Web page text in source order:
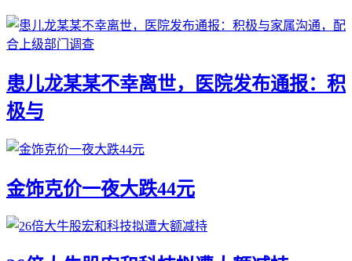
患儿龙某某不幸离世，医院发布通报：积
极与
金饰克价一夜大跌44元